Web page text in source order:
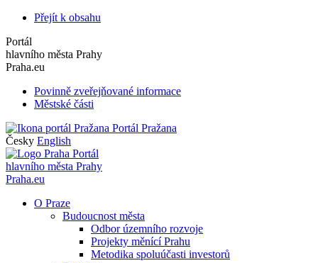
Přejít k obsahu
Portál
hlavního města Prahy
Praha.eu
Povinně zveřejňované informace
Městské části
Portál Pražana
Česky English
Portál
hlavního města Prahy
Praha.eu
O Praze
Budoucnost města
Odbor územního rozvoje
Projekty měnící Prahu
Metodika spoluúčasti investorů